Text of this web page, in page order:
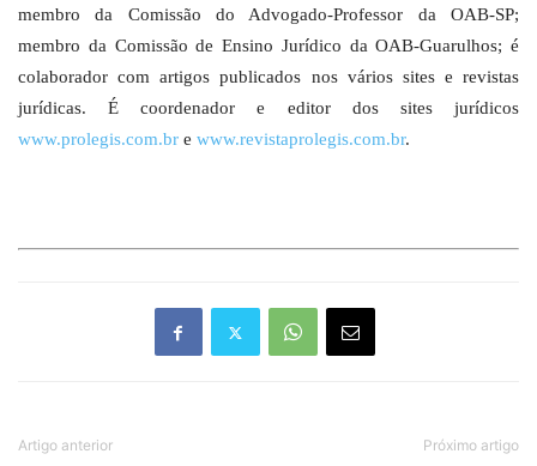
membro da Comissão do Advogado-Professor da OAB-SP;
membro da Comissão de Ensino Jurídico da OAB-Guarulhos; é
colaborador com artigos publicados nos vários sites e revistas
jurídicas. É coordenador e editor dos sites jurídicos
www.prolegis.com.br e www.revistaprolegis.com.br.
Artigo anterior Próximo artigo